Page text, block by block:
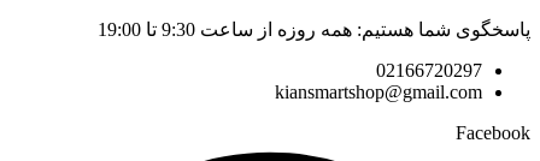
پاسخگوی شما هستیم: همه روزه از ساعت 9:30 تا 19:00
02166720297
kiansmartshop@gmail.com
Facebook